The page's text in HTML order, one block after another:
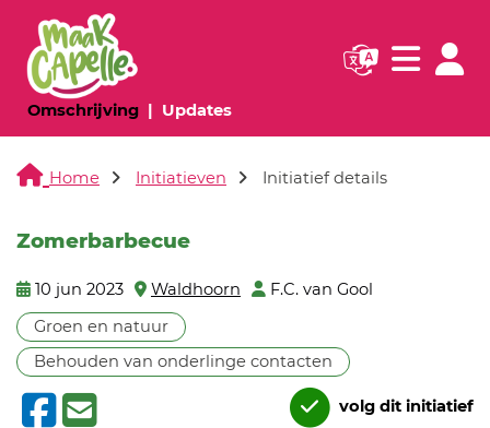
Omschrijving(huidige pagina)
Updates(huidige pagina)
Navigatie
Home Initiatieven Initiatief details
Zomerbarbecue
10 jun 2023 Waldhoorn
F.C. van Gool
Groen en natuur
Behouden van onderlinge contacten
volg dit initiatief